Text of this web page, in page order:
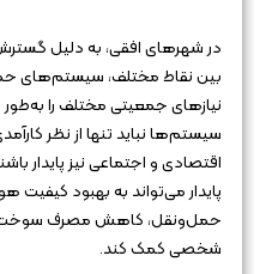
در شهرهای افقی، به دلیل
بین نقاط مختلف، سیستم‌های
نیازهای جمعیتی مختلف را
سیستم‌ها نباید تنها از نظر
اقتصادی و اجتماعی نیز
پایدار می‌تواند به بهبود
حمل‌ونقل، کاهش مصرف سوخت
شخصی کمک کند.